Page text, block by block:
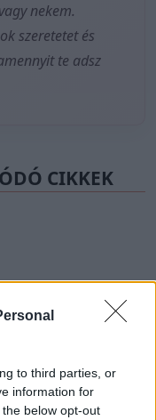
to third parties, or
information for
below opt-out
nekem.
szeretetet és
te adsz
CIKKEK
alkotott
olyan is akad,
vagy egy